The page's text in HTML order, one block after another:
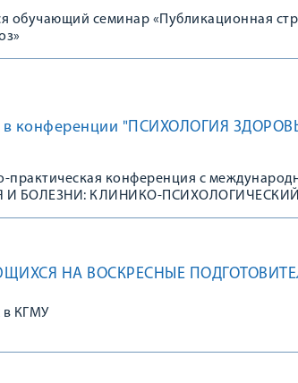
обучающий семинар «Публикационная
в конференции "ПСИХОЛОГИЯ
практическая конференция с
И БОЛЕЗНИ: КЛИНИКО-
НА ВОСКРЕСНЫЕ
в КГМУ